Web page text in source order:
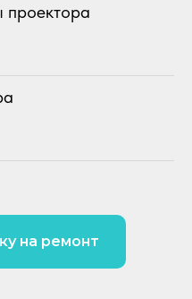
проектора
на ремонт